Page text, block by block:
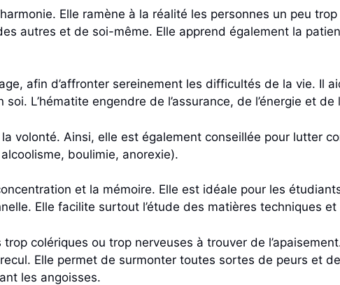
Elle ramène à la réalité les personnes un peu
autres et de soi-même. Elle apprend également la
afin d’affronter sereinement les difficultés de la vie. Il
L’hématite engendre de l’assurance, de l’énergie et de
volonté. Ainsi, elle est également conseillée pour lutter
boulimie, anorexie).
et la mémoire. Elle est idéale pour les
Elle facilite surtout l’étude des matières techniques
colériques ou trop nerveuses à trouver de
Elle permet de surmonter toutes sortes de peurs et
les angoisses.